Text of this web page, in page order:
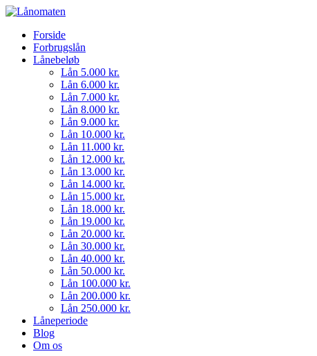
Forside
Forbrugslån
Lånebeløb
Lån 5.000 kr.
Lån 6.000 kr.
Lån 7.000 kr.
Lån 8.000 kr.
Lån 9.000 kr.
Lån 10.000 kr.
Lån 11.000 kr.
Lån 12.000 kr.
Lån 13.000 kr.
Lån 14.000 kr.
Lån 15.000 kr.
Lån 18.000 kr.
Lån 19.000 kr.
Lån 20.000 kr.
Lån 30.000 kr.
Lån 40.000 kr.
Lån 50.000 kr.
Lån 100.000 kr.
Lån 200.000 kr.
Lån 250.000 kr.
Låneperiode
Blog
Om os